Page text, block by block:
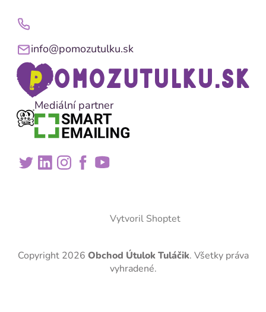
info@pomozutulku.sk
Mediální partner
Vytvoril Shoptet
Copyright 2026 Obchod Útulok Tuláčik. Všetky práva
vyhradené.